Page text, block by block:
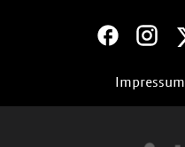
Impressum